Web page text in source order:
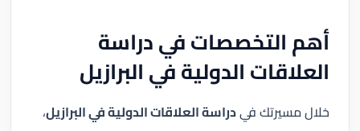
أهم التخصصات في دراسة
العلاقات الدولية في البرازيل
خلال مسيرتك فيدراسة العلاقات الدولية في البرازيل،